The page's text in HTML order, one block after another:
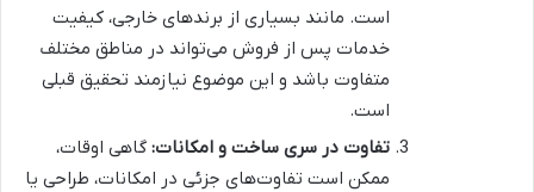
است. مانند بسیاری از برندهای خارجی، کیفیت
خدمات پس از فروش می‌تواند در مناطق مختلف
متفاوت باشد و این موضوع نیازمند تحقیق قبلی
است.
تفاوت در سری ساخت و امکانات: گاهی اوقات،
ممکن است تفاوت‌های جزئی در امکانات، طراحی یا